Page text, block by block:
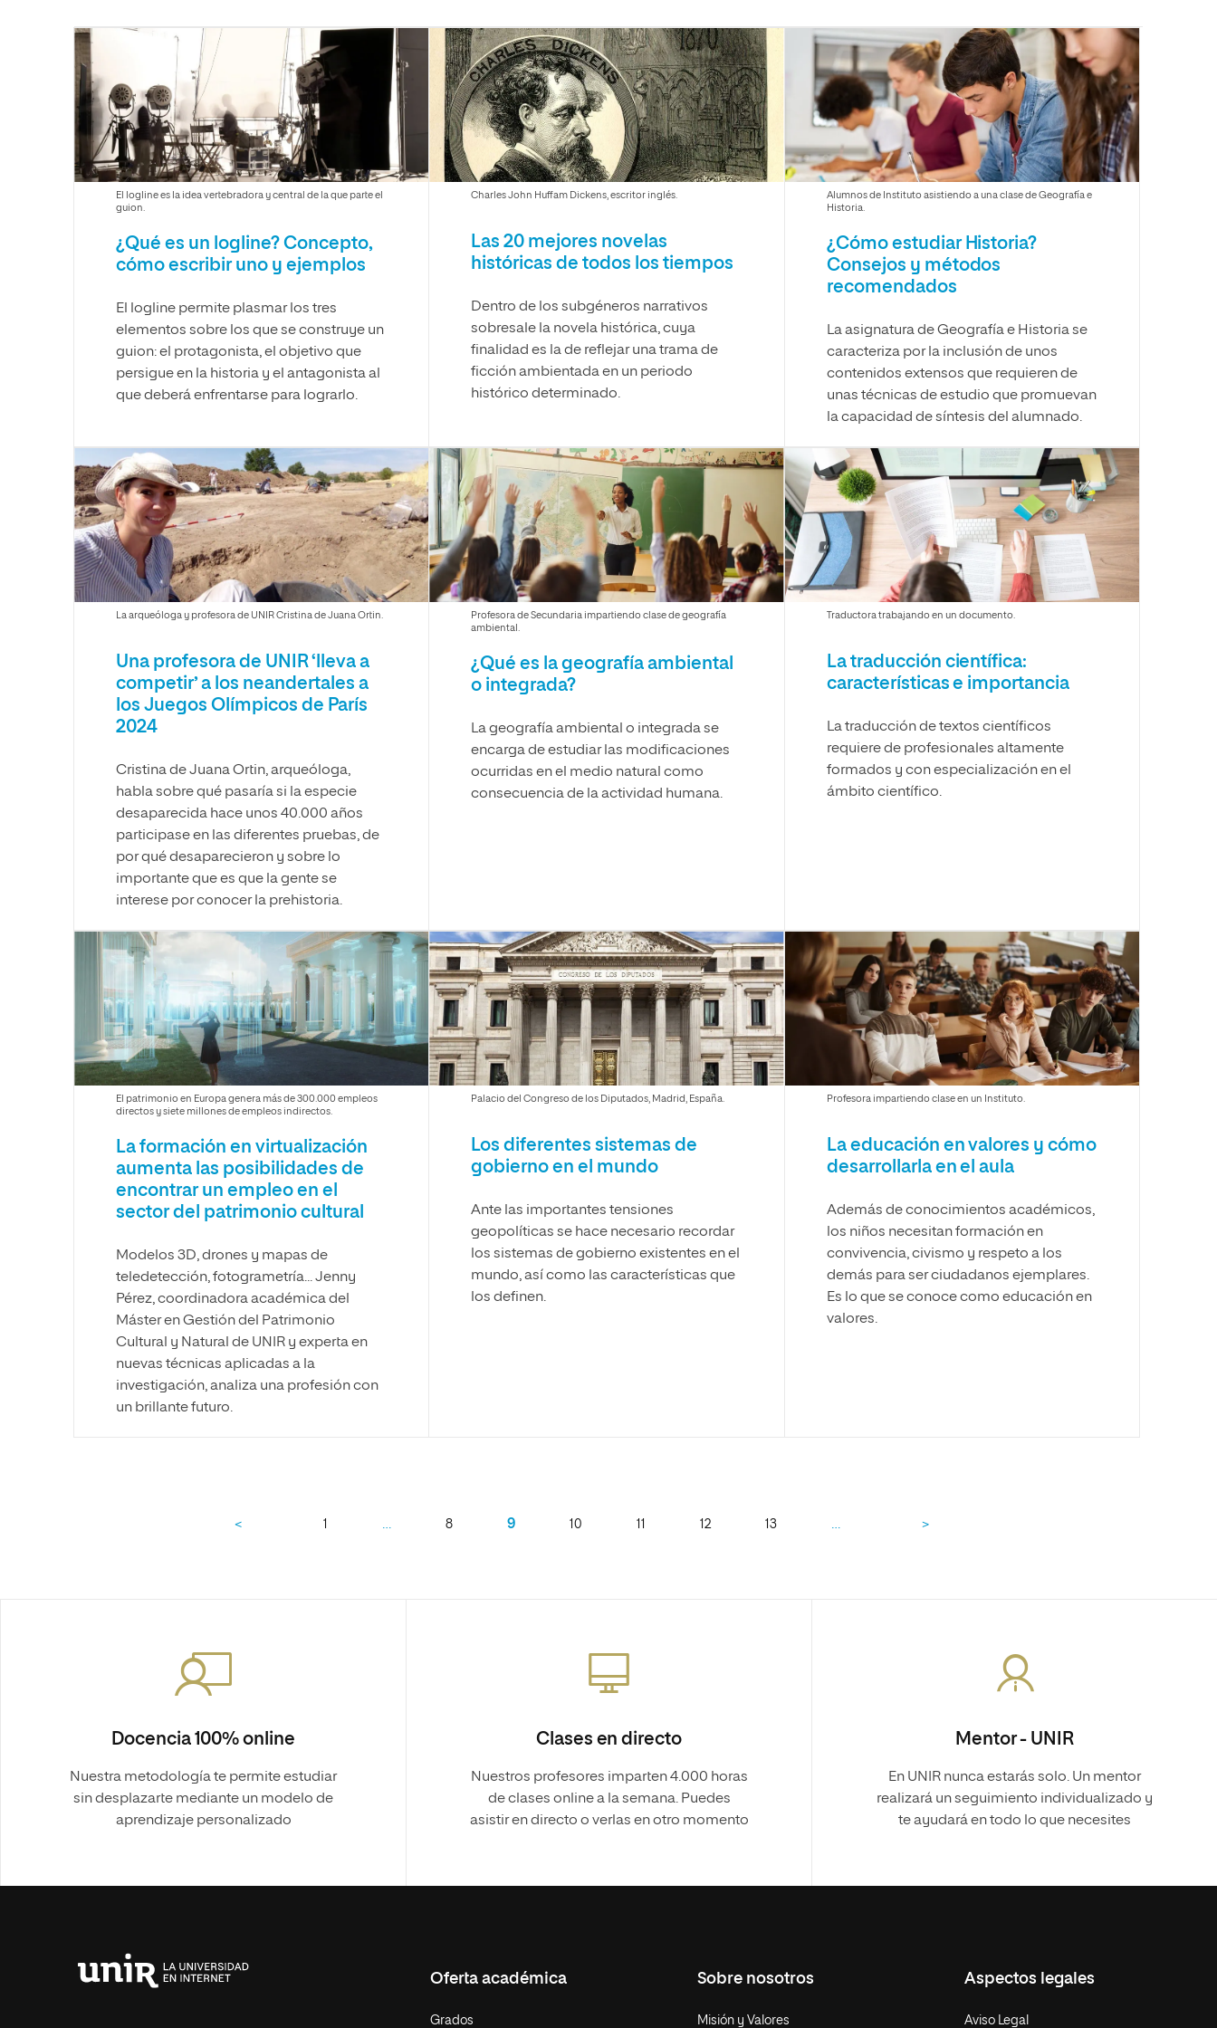
Internacionales
mayores
Ciencias de la Salud
Ciencias Sociales
Humanidades
Artes
Música
Máster Universitario en Atención Temprana y
Desarrollo Infantil
Máster Universitario en Enseñanza de Español
como Lengua Extranjera (ELE)
Ciencias de la Salud
Ciencias Sociales
Humanidades
Artes
Música
Internacional
Normas de Organización y
Funcionamiento
Facultad de Artes y Ciencias
Sociales
Escuela de Doctorado
El logline es la idea vertebradora y central de la que parte el
guion.
¿Qué es un logline? Concepto,
cómo escribir uno y ejemplos
El logline permite plasmar los tres
elementos sobre los que se construye un
guion: el protagonista, el objetivo que
persigue en la historia y el antagonista al
que deberá enfrentarse para lograrlo.
Charles John Huffam Dickens, escritor inglés.
Las 20 mejores novelas
históricas de todos los tiempos
Dentro de los subgéneros narrativos
sobresale la novela histórica, cuya
finalidad es la de reflejar una trama de
ficción ambientada en un periodo
histórico determinado.
Alumnos de Instituto asistiendo a una clase de Geografía e
Historia.
¿Cómo estudiar Historia?
Consejos y métodos
recomendados
La asignatura de Geografía e Historia se
caracteriza por la inclusión de unos
contenidos extensos que requieren de
unas técnicas de estudio que promuevan
la capacidad de síntesis del alumnado.
La arqueóloga y profesora de UNIR Cristina de Juana Ortin.
Una profesora de UNIR ‘lleva a
competir’ a los neandertales a
los Juegos Olímpicos de París
2024
Cristina de Juana Ortin, arqueóloga,
habla sobre qué pasaría si la especie
desaparecida hace unos 40.000 años
participase en las diferentes pruebas, de
por qué desaparecieron y sobre lo
importante que es que la gente se
interese por conocer la prehistoria.
Profesora de Secundaria impartiendo clase de geografía
ambiental.
¿Qué es la geografía ambiental
o integrada?
La geografía ambiental o integrada se
encarga de estudiar las modificaciones
ocurridas en el medio natural como
consecuencia de la actividad humana.
Traductora trabajando en un documento.
La traducción científica:
características e importancia
La traducción de textos científicos
requiere de profesionales altamente
formados y con especialización en el
ámbito científico.
El patrimonio en Europa genera más de 300.000 empleos
directos y siete millones de empleos indirectos.
La formación en virtualización
aumenta las posibilidades de
encontrar un empleo en el
sector del patrimonio cultural
Modelos 3D, drones y mapas de
teledetección, fotogrametría... Jenny
Pérez, coordinadora académica del
Máster en Gestión del Patrimonio
Cultural y Natural de UNIR y experta en
nuevas técnicas aplicadas a la
investigación, analiza una profesión con
un brillante futuro.
Palacio del Congreso de los Diputados, Madrid, España.
Los diferentes sistemas de
gobierno en el mundo
Ante las importantes tensiones
geopolíticas se hace necesario recordar
los sistemas de gobierno existentes en el
mundo, así como las características que
los definen.
Profesora impartiendo clase en un Instituto.
La educación en valores y cómo
desarrollarla en el aula
Además de conocimientos académicos,
los niños necesitan formación en
convivencia, civismo y respeto a los
demás para ser ciudadanos ejemplares.
Es lo que se conoce como educación en
valores.
< 1 … 8 9 10 11 12 13 … >
Docencia 100% online
Nuestra metodología te permite estudiar
sin desplazarte mediante un modelo de
aprendizaje personalizado
Clases en directo
Nuestros profesores imparten 4.000 horas
de clases online a la semana. Puedes
asistir en directo o verlas en otro momento
Mentor - UNIR
En UNIR nunca estarás solo. Un mentor
realizará un seguimiento individualizado y
te ayudará en todo lo que necesites
Oferta académica
Grados
Sobre nosotros
Misión y Valores
Aspectos legales
Aviso Legal